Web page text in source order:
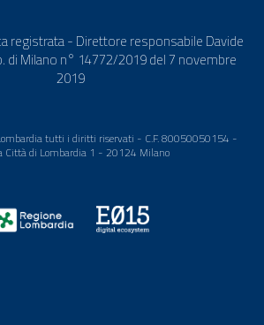
registrata - Direttore responsabile Davide
di Milano n° 14772/2019 del 7 novembre
2019
tutti i diritti riservati - C.F. 80050050154 -
Città di Lombardia 1 - 20124 Milano